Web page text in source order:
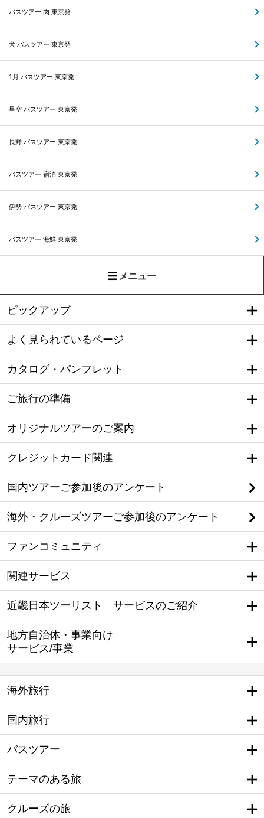
バスツアー 肉 東京発
犬 バスツアー 東京発
1月 バスツアー 東京発
星空 バスツアー 東京発
長野 バスツアー 東京発
バスツアー 宿泊 東京発
伊勢 バスツアー 東京発
バスツアー 海鮮 東京発
メニュー
ピックアップ
よく見られているページ
カタログ・パンフレット
ご旅行の準備
オリジナルツアーのご案内
クレジットカード関連
国内ツアーご参加後のアンケート
海外・クルーズツアーご参加後のアンケート
ファンコミュニティ
関連サービス
近畿日本ツーリスト サービスのご紹介
地方自治体・事業向け
サービス/事業
海外旅行
国内旅行
バスツアー
テーマのある旅
クルーズの旅